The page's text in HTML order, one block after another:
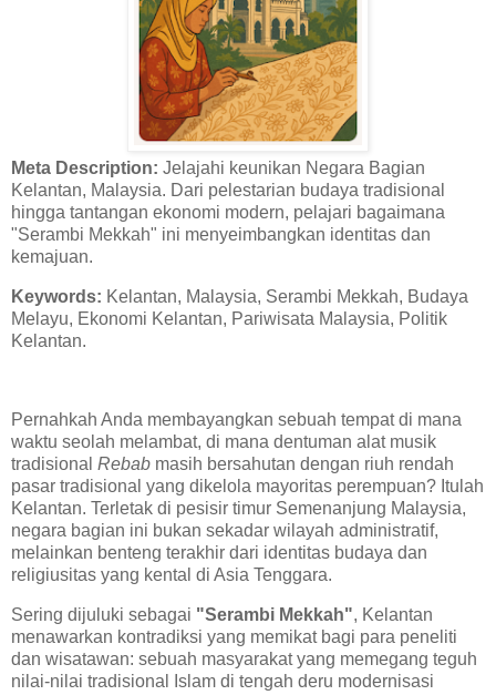
Meta Description: Jelajahi keunikan Negara Bagian
Kelantan, Malaysia. Dari pelestarian budaya tradisional
hingga tantangan ekonomi modern, pelajari bagaimana
"Serambi Mekkah" ini menyeimbangkan identitas dan
kemajuan.
Keywords: Kelantan, Malaysia, Serambi Mekkah, Budaya
Melayu, Ekonomi Kelantan, Pariwisata Malaysia, Politik
Kelantan.
Pernahkah Anda membayangkan sebuah tempat di mana
waktu seolah melambat, di mana dentuman alat musik
tradisional Rebab masih bersahutan dengan riuh rendah
pasar tradisional yang dikelola mayoritas perempuan? Itulah
Kelantan. Terletak di pesisir timur Semenanjung Malaysia,
negara bagian ini bukan sekadar wilayah administratif,
melainkan benteng terakhir dari identitas budaya dan
religiusitas yang kental di Asia Tenggara.
Sering dijuluki sebagai "Serambi Mekkah", Kelantan
menawarkan kontradiksi yang memikat bagi para peneliti
dan wisatawan: sebuah masyarakat yang memegang teguh
nilai-nilai tradisional Islam di tengah deru modernisasi